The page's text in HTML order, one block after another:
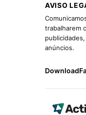
AVISO
trabalharem
anúncios.
Download